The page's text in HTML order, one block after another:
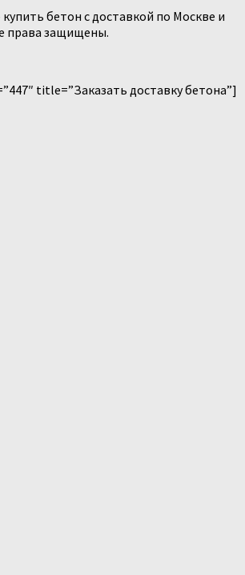
бетон с доставкой по Москве и
права защищены.
title=”Заказать доставку бетона”]